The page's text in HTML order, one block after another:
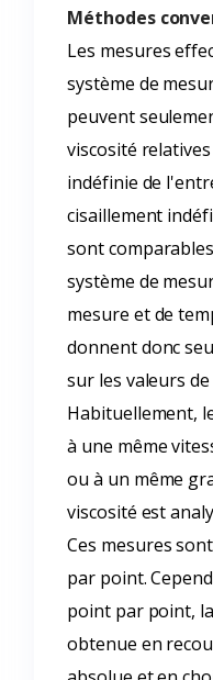
Méthodes
Les mesures
système de
peuvent
viscosité
indéfinie de
cisaillement
sont
système de
mesure et de
donnent donc
sur les valeurs
Habituellement,
à une même
ou à un même
viscosité est
Ces mesures
par point.
point par point,
obtenue en